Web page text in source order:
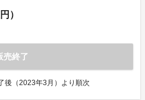
）
売終了
後（2023年3月）より順次